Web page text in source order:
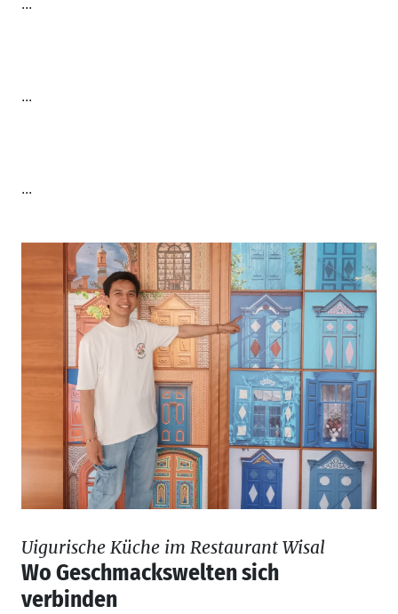
...
...
...
Uigurische Küche im Restaurant Wisal
Wo Geschmackswelten sich
verbinden